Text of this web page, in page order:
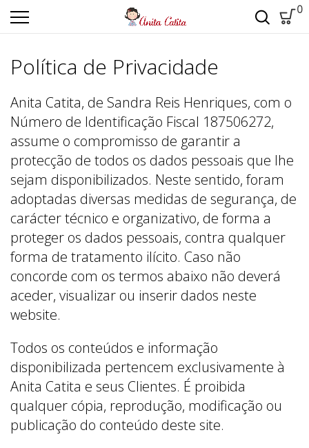
0
Política de Privacidade
Anita Catita, de Sandra Reis Henriques, com o
Número de Identificação Fiscal 187506272,
assume o compromisso de garantir a
protecção de todos os dados pessoais que lhe
sejam disponibilizados. Neste sentido, foram
adoptadas diversas medidas de segurança, de
carácter técnico e organizativo, de forma a
proteger os dados pessoais, contra qualquer
forma de tratamento ilícito. Caso não
concorde com os termos abaixo não deverá
aceder, visualizar ou inserir dados neste
website.
Todos os conteúdos e informação
disponibilizada pertencem exclusivamente à
Anita Catita e seus Clientes. É proibida
qualquer cópia, reprodução, modificação ou
publicação do conteúdo deste site.